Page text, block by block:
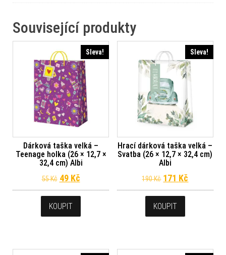
Související produkty
Sleva!
Dárková taška velká –
Teenage holka (26 × 12,7 ×
32,4 cm) Albi
55Kč Původní cena byla: 55 Kč.
49 KčAktuální cena je: 49 Kč.
KOUPIT
Sleva!
Hrací dárková taška velká –
Svatba (26 × 12,7 × 32,4 cm)
Albi
190Kč Původní cena
171 Kč
KOUPIT